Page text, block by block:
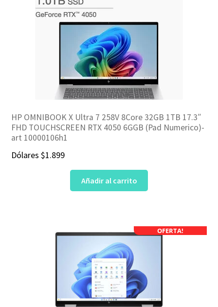
HP OMNIBOOK X Ultra 7 258V 8Core 32GB 1TB 17.3″
FHD TOUCHSCREEN RTX 4050 6GGB (Pad Numerico)-
art 10000106h1
Dólares $1.899
Añadir al carrito
OFERTA!